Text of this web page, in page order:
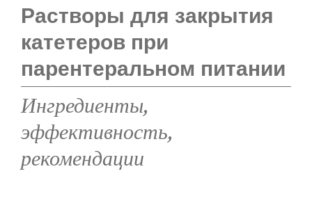
Растворы для закрытия
катетеров при
парентеральном питании
Ингредиенты,
эффективность,
рекомендации